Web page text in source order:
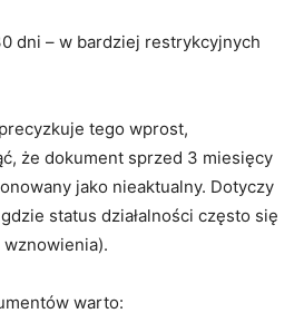
dni – w bardziej restrykcyjnych
tego wprost,
że dokument sprzed 3 miesięcy
jako nieaktualny. Dotyczy
status działalności często się
warto: